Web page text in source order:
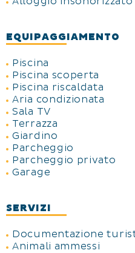
EQUIPAGGIAMENTO
Piscina
Piscina scoperta
Piscina riscaldata
Aria condizionata
Sala TV
Terrazza
Giardino
Parcheggio
Parcheggio privato
Garage
SERVIZI
Documentazione
Animali ammessi